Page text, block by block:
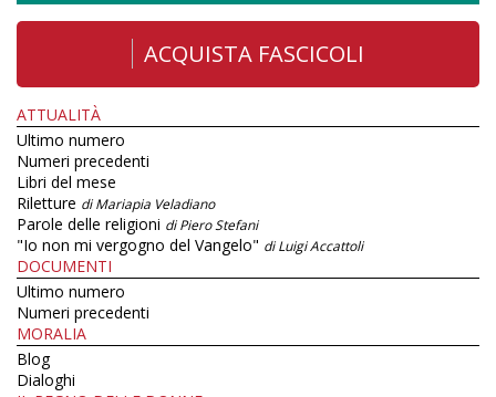
ACQUISTA FASCICOLI
ATTUALITÀ
Ultimo numero
Numeri precedenti
Libri del mese
Riletture di Mariapia Veladiano
Parole delle religioni di Piero Stefani
"Io non mi vergogno del Vangelo" di Luigi Accattoli
DOCUMENTI
Ultimo numero
Numeri precedenti
MORALIA
Blog
Dialoghi